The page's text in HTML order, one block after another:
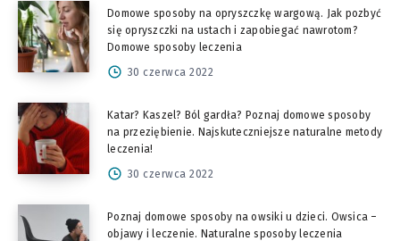
Domowe sposoby na opryszczkę wargową. Jak pozbyć
się opryszczki na ustach i zapobiegać nawrotom?
Domowe sposoby leczenia
30 czerwca 2022
Katar? Kaszel? Ból gardła? Poznaj domowe sposoby
na przeziębienie. Najskuteczniejsze naturalne metody
leczenia!
30 czerwca 2022
Poznaj domowe sposoby na owsiki u dzieci. Owsica –
objawy i leczenie. Naturalne sposoby leczenia